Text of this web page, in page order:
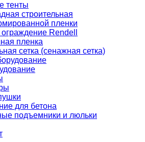
тенты
строительная
пленки
Rendell
пленка
сетка (сенажная сетка)
для бетона
подъемники и люльки